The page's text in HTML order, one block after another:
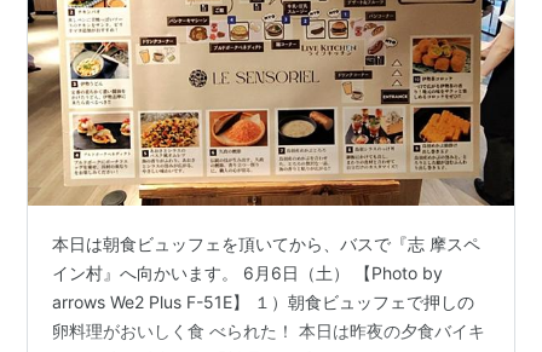
本日は朝食ビュッフェを頂いてから、バスで『志 摩スペ
イン村』へ向かいます。 6月6日（土） 【Photo by
arrows We2 Plus F-51E】 １）朝食ビュッフェで押しの
卵料理がおいしく食 べられた！ 本日は昨夜の夕食バイキ